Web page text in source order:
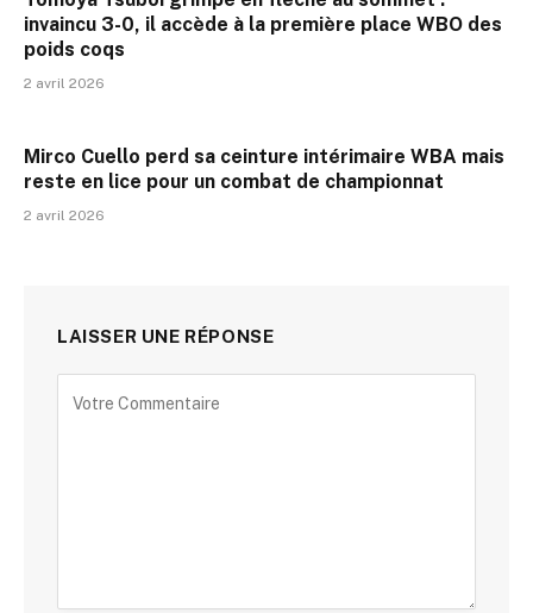
invaincu 3-0, il accède à la première place WBO des
poids coqs
2 avril 2026
Mirco Cuello perd sa ceinture intérimaire WBA mais
reste en lice pour un combat de championnat
2 avril 2026
LAISSER UNE RÉPONSE